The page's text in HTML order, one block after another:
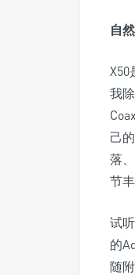
自
X50
我
己
落
节
试
的
随